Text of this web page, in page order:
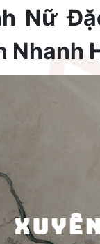
Nữ
Nhanh